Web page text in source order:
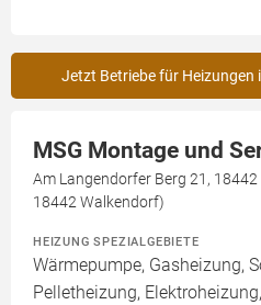
Jetzt Betriebe für Heizungen
MSG Montage und
Am Langendorfer Berg 21,
18442 Walkendorf)
HEIZUNG SPEZIALGEBIETE
Wärmepumpe, Gasheizung,
Pelletheizung,